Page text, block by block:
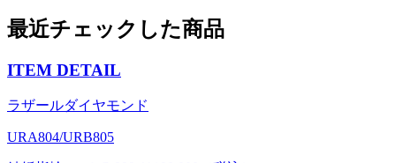
最近チェックした商品
ITEM DETAIL
ラザールダイヤモンド
URA804/URB805